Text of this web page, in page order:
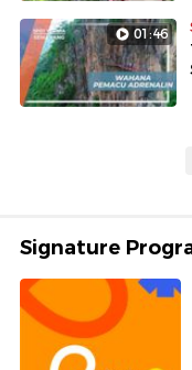
01:46
Signature